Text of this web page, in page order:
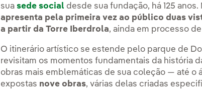
sua sede social desde sua fundação, há 125
apresenta pela primeira vez ao público duas
a partir da Torre Iberdrola, ainda em processo
O itinerário artístico se estende pelo parque de
revisitam os momentos fundamentais da história
obras mais emblemáticas de sua coleção — até o
expostas nove obras, várias delas criadas